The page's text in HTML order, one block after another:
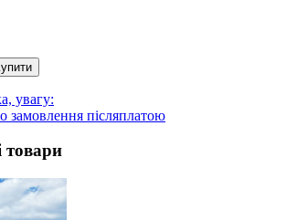
увагу:
замовлення післяплатою
товари